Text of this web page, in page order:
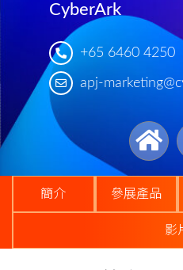
CyberArk
+65 6460 4250
apj-
簡介 參展產品
影